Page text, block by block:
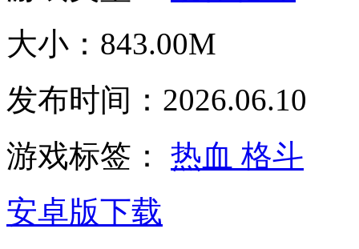
大小：843.00M
发布时间：2026.06.10
游戏标签： 热血 格斗
安卓版下载